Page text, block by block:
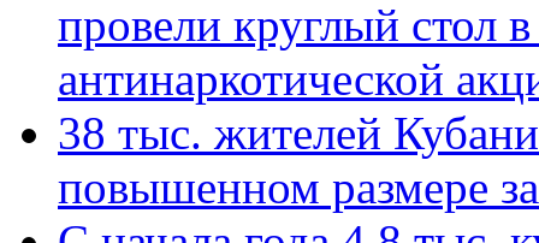
провели круглый стол
антинаркотической
38 тыс. жителей
повышенном размере